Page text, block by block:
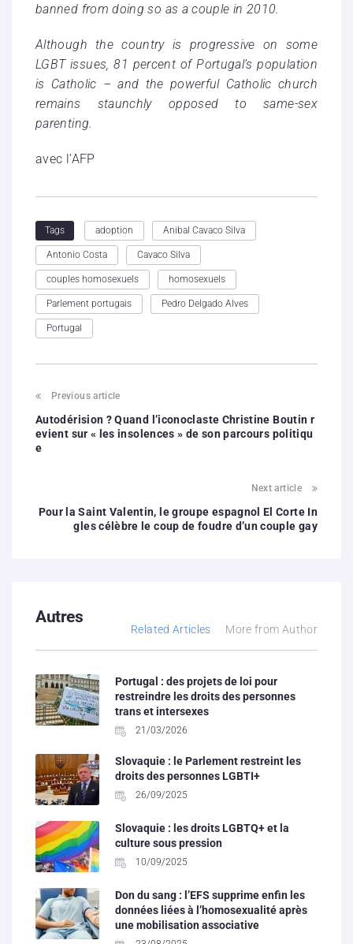
banned from doing so as a couple in 2010.
Although the country is progressive on some
LGBT issues, 81 percent of Portugal’s population
is Catholic – and the powerful Catholic church
remains staunchly opposed to same-sex
parenting.
avec l’AFP
Tags adoption Anibal Cavaco Silva
Antonio Costa Cavaco Silva
couples homosexuels homosexuels
Parlement portugais Pedro Delgado Alves
Portugal
Previous article
Autodérision ? Quand l’iconoclaste Christine Boutin r
evient sur « les insolences » de son parcours politiqu
e
Next article
Pour la Saint Valentin, le groupe espagnol El Corte In
gles célèbre le coup de foudre d’un couple gay
Autres
Related Articles More from Author
Portugal : des projets de loi pour
restreindre les droits des personnes
trans et intersexes
21/03/2026
Slovaquie : le Parlement restreint les
droits des personnes LGBTI+
26/09/2025
Slovaquie : les droits LGBTQ+ et la
culture sous pression
10/09/2025
Don du sang : l’EFS supprime enfin les
données liées à l’homosexualité après
une mobilisation associative